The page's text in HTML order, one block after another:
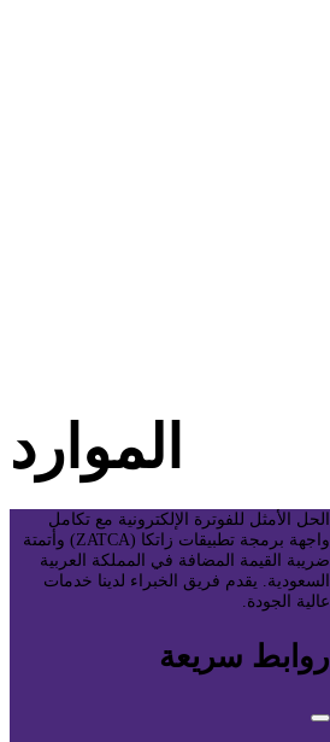
الموارد
الحل الأمثل للفوترة الإلكترونية مع تكامل
واجهة برمجة تطبيقات زاتكا (ZATCA) وأتمتة
ضريبة القيمة المضافة في المملكة العربية
السعودية. يقدم فريق الخبراء لدينا خدمات
عالية الجودة.
روابط سريعة